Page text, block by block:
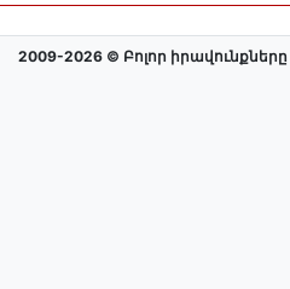
2009-2026 © Բոլոր